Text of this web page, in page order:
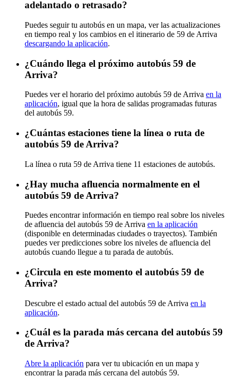
adelantado o retrasado?
Puedes seguir tu autobús en un mapa, ver las actualizaciones
en tiempo real y los cambios en el itinerario de 59 de Arriva
descargando la aplicación.
¿Cuándo llega el próximo autobús 59 de
Arriva?
Puedes ver el horario del próximo autobús 59 de Arriva en la
aplicación, igual que la hora de salidas programadas futuras
del autobús 59.
¿Cuántas estaciones tiene la línea o ruta de
autobús 59 de Arriva?
La línea o ruta 59 de Arriva tiene 11 estaciones de autobús.
¿Hay mucha afluencia normalmente en el
autobús 59 de Arriva?
Puedes encontrar información en tiempo real sobre los niveles
de afluencia del autobús 59 de Arriva en la aplicación
(disponible en determinadas ciudades o trayectos). También
puedes ver predicciones sobre los niveles de afluencia del
autobús cuando llegue a tu parada de autobús.
¿Circula en este momento el autobús 59 de
Arriva?
Descubre el estado actual del autobús 59 de Arriva en la
aplicación.
¿Cuál es la parada más cercana del autobús 59
de Arriva?
Abre la aplicación para ver tu ubicación en un mapa y
encontrar la parada más cercana del autobús 59.